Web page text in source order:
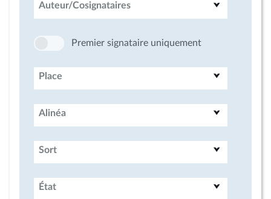
Auteur/Cosignataires
Premier signataire uniquement
Place
Alinéa
Sort
État